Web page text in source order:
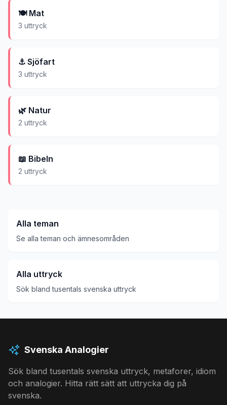
🍽️ Mat
3 uttryck
⚓ Sjöfart
3 uttryck
🌿 Natur
2 uttryck
📖 Bibeln
2 uttryck
Alla teman
Se alla teman och ämnesområden
Alla uttryck
Sök bland tusentals svenska uttryck
Svenska Analogier
Sök bland tusentals svenska uttryck, metaforer, idiom
och analogier. Hitta rätt sätt att uttrycka dig på
svenska.